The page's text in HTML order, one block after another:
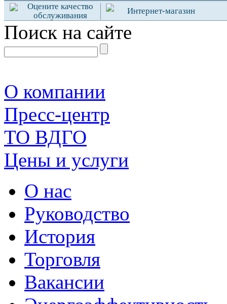
Оцените качество
обслуживания
Интернет-магазин
Поиск на сайте
О компании
Пресс-центр
TO ВДГО
Цены и услуги
О нас
Руководство
История
Торговля
Вакансии